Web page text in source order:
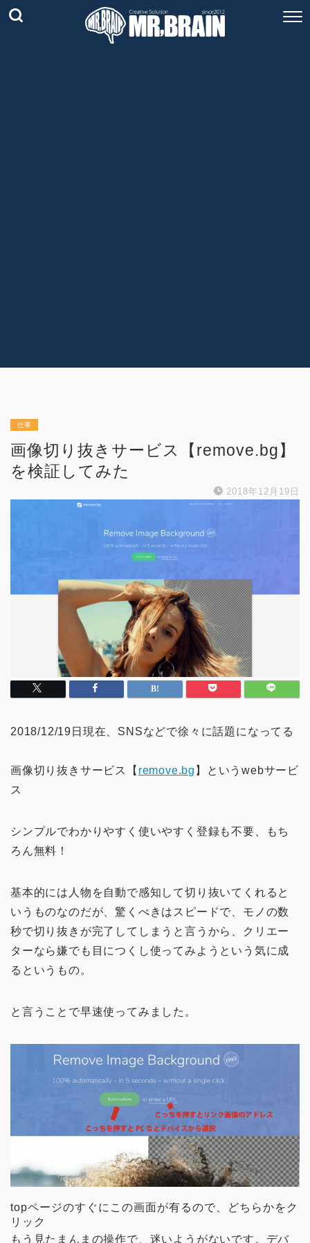
仕事
画像切り抜きサービス【remove.bg】
を検証してみた
2018年12月19日
2018/12/19日現在、SNSなどで徐々に話題になってる
画像切り抜きサービス【 remove.bg 】というwebサービ
ス
シンプルでわかりやすく使いやすく登録も不要、もち
ろん無料！
基本的には人物を自動で感知して切り抜いてくれると
いうものなのだが、驚くべきはスピードで、モノの数
秒で切り抜きが完了してしまうと言うから、クリエー
ターなら嫌でも目につくし使ってみようという気に成
るというもの。
と言うことで早速使ってみました。
topページのすぐにこの画面が有るので、どちらかをク
リック
もう見たまんまの操作で、迷いようがないです。デバ